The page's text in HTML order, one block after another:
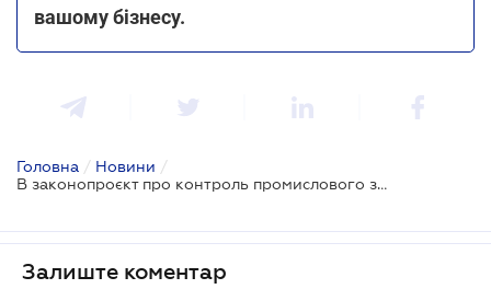
вашому бізнесу.
Головна / Новини /
В законопроєкт про контроль промислового забруднення внесли правку про мита на експорт сої та ріпаку
Залиште коментар